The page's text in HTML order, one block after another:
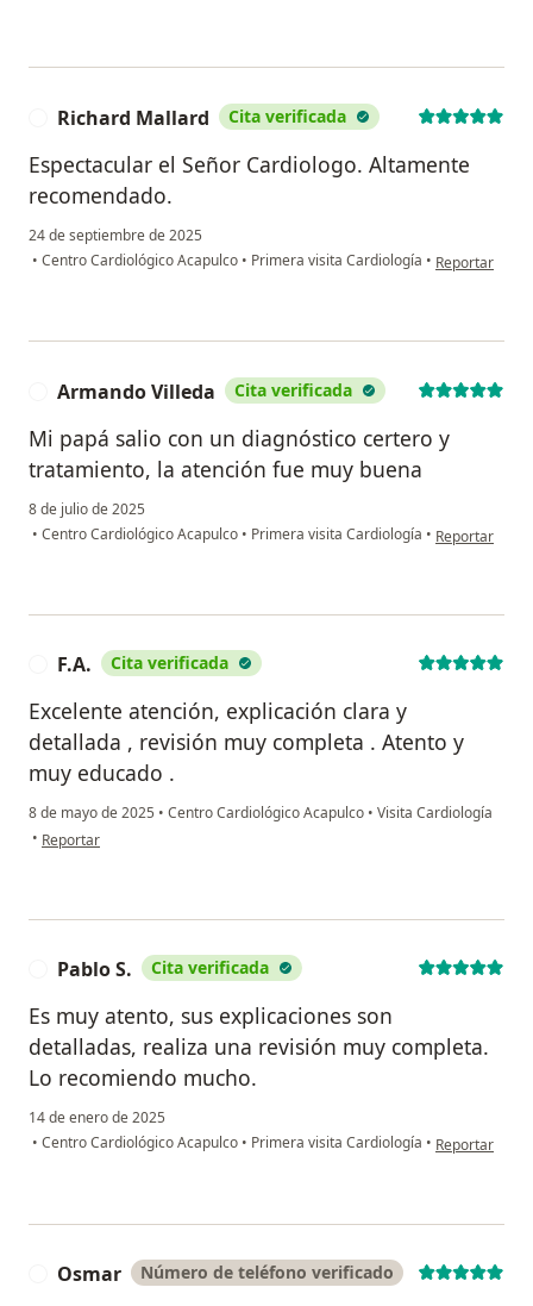
Richard Mallard Cita verificada
Espectacular el Señor Cardiologo. Altamente
recomendado.
24 de septiembre de 2025
• Centro Cardiológico Acapulco • Primera visita Cardiología • en opinión
Reportar
Armando Villeda Cita verificada
Mi papá salio con un diagnóstico certero y
tratamiento, la atención fue muy buena
8 de julio de 2025
• Centro Cardiológico Acapulco • Primera visita Cardiología • en opinión
Reportar
F.A. Cita verificada
Excelente atención, explicación clara y
detallada , revisión muy completa . Atento y
muy educado .
8 de mayo de 2025 • Centro Cardiológico Acapulco • Visita Cardiología
• en opinión del usuario F.A.
Reportar
Pablo S. Cita verificada
Es muy atento, sus explicaciones son
detalladas, realiza una revisión muy completa.
Lo recomiendo mucho.
14 de enero de 2025
• Centro Cardiológico Acapulco • Primera visita Cardiología • en opinión del
Reportar
Osmar Número de teléfono verificado